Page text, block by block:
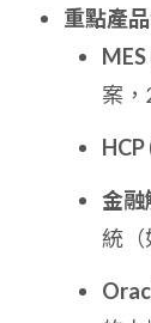
重點產
案，
金融
統（